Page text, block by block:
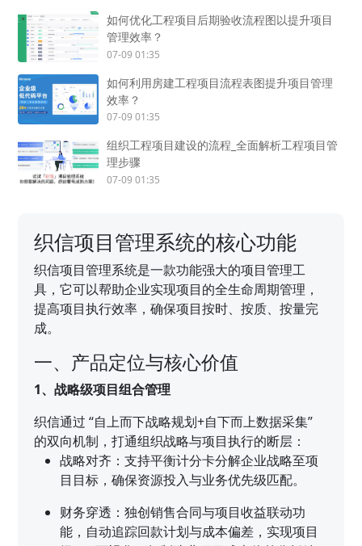
如何优化工程项目后期验收流程图以提升项目
管理效率？
07-09 01:35
如何利用房建工程项目流程表图提升项目管理
效率？
07-09 01:35
组织工程项目建设的流程_全面解析工程项目管
理步骤
07-09 01:35
织信项目管理系统的核心功能
织信项目管理系统是一款功能强大的项目管理工
具，它可以帮助企业实现项目的全生命周期管理，
提高项目执行效率，确保项目按时、按质、按量完
成。
一、产品定位与核心价值
1、战略级项目组合管理
织信通过 “自上而下战略规划+自下而上数据采集”
的双向机制，打通组织战略与项目执行的断层：
战略对齐：支持平衡计分卡分解企业战略至项
目目标，确保资源投入与业务优先级匹配。
财务穿透：独创销售合同与项目收益联动功
能，自动追踪回款计划与成本偏差，实现项目